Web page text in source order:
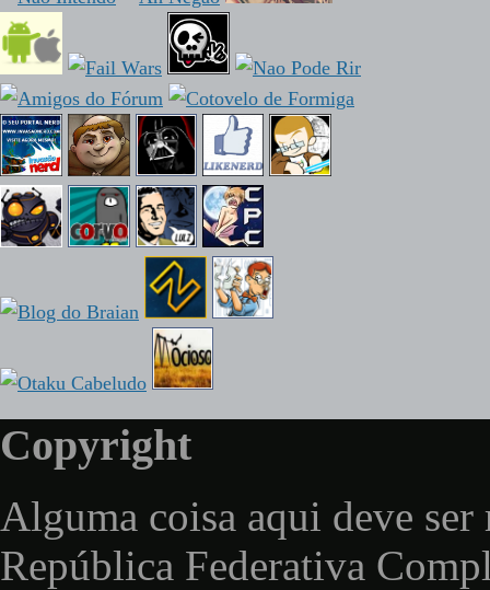
Copyright
Alguma coisa aqui deve ser
República Federativa